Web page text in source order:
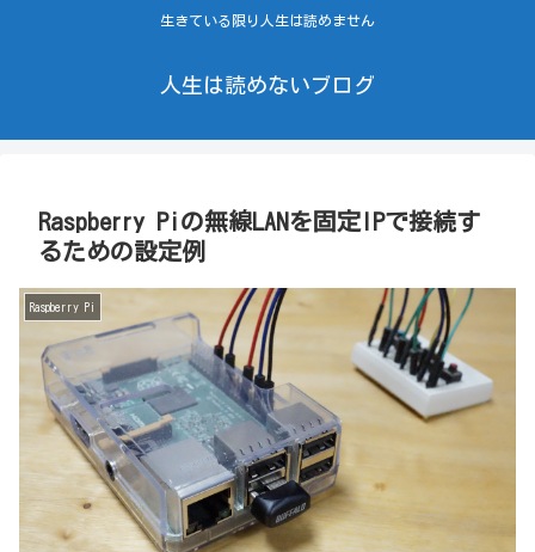
生きている限り人生は読めません
人生は読めないブログ
Raspberry Piの無線LANを固定IPで接続す
るための設定例
Raspberry Pi